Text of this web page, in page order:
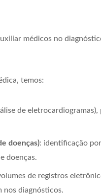
médicos no
temos:
de
doenças): identificação
doenças.
de registros
nos diagnósticos.